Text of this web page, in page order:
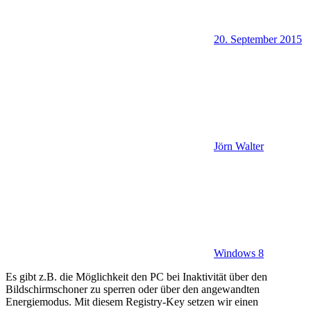
20. September 2015
Jörn Walter
Windows 8
Es gibt z.B. die Möglichkeit den PC bei Inaktivität über den
Bildschirmschoner zu sperren oder über den angewandten
Energiemodus. Mit diesem Registry-Key setzen wir einen